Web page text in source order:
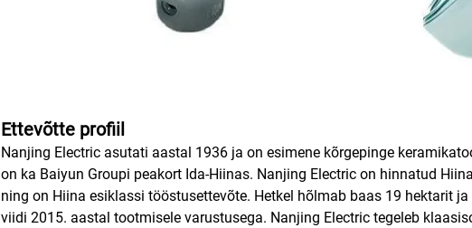
Ettevõtte profiil
Nanjing Electric asutati aastal 1936 ja on esimene kõrgepinge
on ka Baiyun Groupi peakort Ida-Hiinas. Nanjing Electric on hinnatud
ning on Hiina esiklassi tööstusettevõte. Hetkel hõlmab baas 19 hektarit
viidi 2015. aastal tootmisele varustusega. Nanjing Electric tegeleb